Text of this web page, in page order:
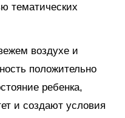
тематических
воздухе и
положительно
ребенка,
и создают условия